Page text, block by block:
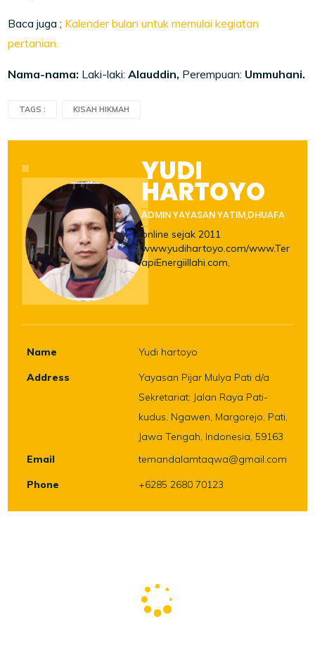
Baca juga ; Kalender bulan untuk memulai kegiatan
pertanian.
Nama-nama: Laki-laki:Alauddin, Perempuan: Ummuhani.
TAGS : KISAH HIKMAH
YUDI
HARTOYO
ADMIN YAYASAN YATIM,DHUAFA
online sejak 2011
www.yudihartoyo.com/www.Ter
apiEnergiillahi.com,
Name
Yudi hartoyo
Address
Yayasan Pijar Mulya Pati d/a
Sekretariat: Jalan Raya Pati-
kudus, Ngawen, Margorejo, Pati,
Jawa Tengah, Indonesia, 59163
Email
temandalamtaqwa@gmail.com
Phone
+6285 2680 70123